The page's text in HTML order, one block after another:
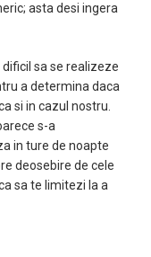
asta desi ingera
sa se realizeze
a determina daca
si in cazul nostru.
s-a
in ture de noapte
deosebire de cele
sa te limitezi la a